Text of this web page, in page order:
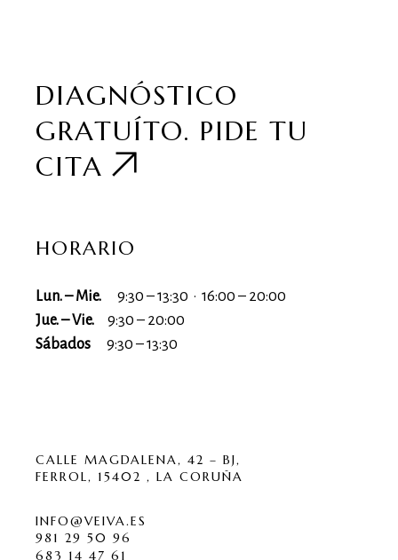
DIAGNÓSTICO
GRATUÍTO. PIDE TU
CITA
HORARIO
Lun. – Mie. 9:30 – 13:30 · 16:00 – 20:00
Jue. – Vie. 9:30 – 20:00
Sábados 9:30 – 13:30
CALLE MAGDALENA, 42 – BJ,
FERROL, 15402 , LA CORUÑA
INFO@VEIVA.ES
981 29 50 96
683 14 47 61